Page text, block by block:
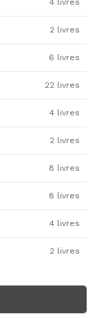
4 livres
2 livres
6 livres
22 livres
4 livres
2 livres
8 livres
8 livres
4 livres
2 livres